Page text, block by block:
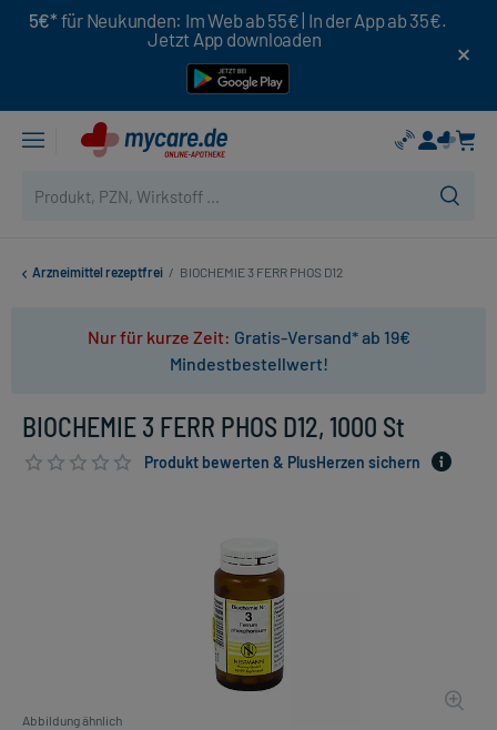
5€* für Neukunden: Im Web ab 55€ | In der App ab 35€.
Jetzt App downloaden
Arzneimittel rezeptfrei / BIOCHEMIE 3 FERR PHOS D12
Nur für kurze Zeit: Gratis-Versand* ab 19€
Mindestbestellwert!
BIOCHEMIE 3 FERR PHOS D12, 1000 St
Produkt bewerten & PlusHerzen sichern
Abbildung ähnlich